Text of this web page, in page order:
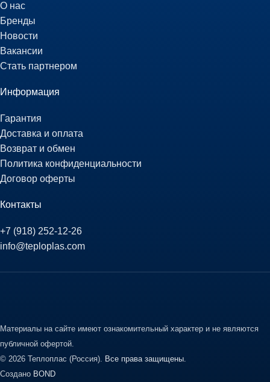
О нас
Бренды
Новости
Вакансии
Стать партнером
Информация
Гарантия
Доставка и оплата
Возврат и обмен
Политика конфиденциальности
Договор оферты
Контакты
+7 (918) 252-12-26
info@teploplas.com
Материалы на сайте имеют ознакомительный характер и не являются
публичной офертой.
© 2026 Теплоплас (Россия). Все права защищены.
Создано BOND